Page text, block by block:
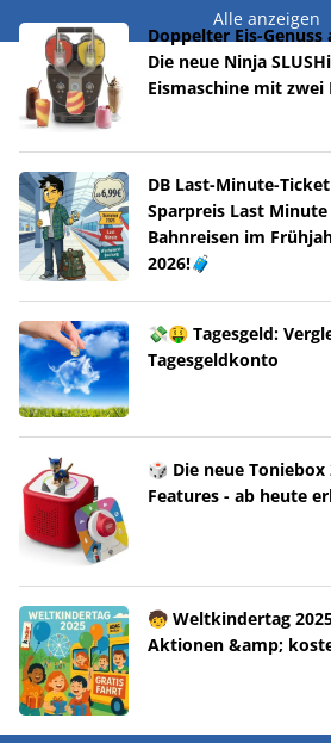
Alle anzeigen
Doppelter Eis-
Die neue Ninja
Eismaschine mit
DB Last-Minute-
Sparpreis Last
Bahnreisen im
2026!🧳
💸🤑 Tagesgeld:
Tagesgeldkonto
🎲 Die neue
Features - ab heute
🧒 Weltkindertag
Aktionen &amp;